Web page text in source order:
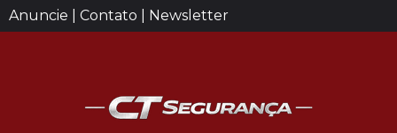
Anuncie | Contato | Newsletter